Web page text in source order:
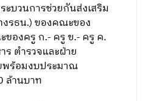
ะบวนการช่วยกันส่งเสริม
งรธน.) ของคณะของ
องครู ก.- ครู ข.- ครู ค.
ร ตำรวจและฝ่าย
ร้อมงบประมาณ
ล้านบาท